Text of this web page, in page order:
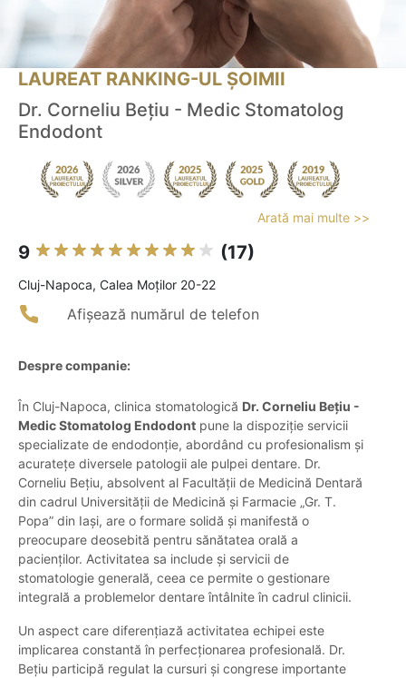
LAUREAT RANKING-UL ȘOIMII
Dr. Corneliu Bețiu - Medic Stomatolog
Endodont
Arată mai multe >>
9 (17)
Cluj-Napoca, Calea Moților 20-22
Afișează numărul de telefon
Despre companie:
În Cluj-Napoca, clinica stomatologică Dr. Corneliu Bețiu -
Medic Stomatolog Endodont pune la dispoziție servicii
specializate de endodonție, abordând cu profesionalism și
acuratețe diversele patologii ale pulpei dentare. Dr.
Corneliu Bețiu, absolvent al Facultății de Medicină Dentară
din cadrul Universității de Medicină și Farmacie „Gr. T.
Popa” din Iași, are o formare solidă și manifestă o
preocupare deosebită pentru sănătatea orală a
pacienților. Activitatea sa include și servicii de
stomatologie generală, ceea ce permite o gestionare
integrală a problemelor dentare întâlnite în cadrul clinicii.
Un aspect care diferențiază activitatea echipei este
implicarea constantă în perfecționarea profesională. Dr.
Bețiu participă regulat la cursuri și congrese importante